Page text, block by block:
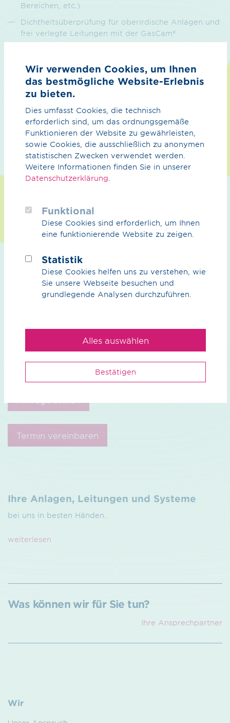
Bereichen, etc.)
Dichtheitsüberprüfung für oberirdische Anlagen und
frei verlegte Leitungen mit der GasCam®
Umweltengineering
Individuelle Anfragen
Unser Ziel ist es, Ihnen eine qualitativ hochwertige
Dienstleistung anzubieten, die auf Ihre individuellen
Anforderungen zugeschnitten ist. Wir arbeiten eng mit
unseren Kunden und Lieferanten zusammen, um
sicherzustellen, dass wir für Sie die bestmögliche
Lösung finden. Unser erfahrenes Team steht Ihnen bei
der Umsetzung Ihrer Gasinfrastrukturprojekte zur Seite
Wenn Sie Fragen zu unseren Dienstleistungen haben
oder weitere Informationen benötigen, zögern Sie bitte
nicht, uns zu kontaktieren. Wir freuen uns darauf, Ihnen
Sie haben Interesse an unseren
vereinbaren Sie doch gleich einen persönlichen Termin.
Termin vereinbaren
Ihre Anlagen, Leitungen und Systeme
bei uns in besten Händen.
weiterlesen
Was können wir für Sie tun?
Ihre Ansprech­partner
Wir
Wir verwenden Cookies, um Ihnen
das bestmögliche Website-Erlebnis
zu bieten.
Dies umfasst Cookies, die technisch
erforderlich sind, um das ordnungsgemäße
Funktionieren der Website zu gewährleisten,
sowie Cookies, die ausschließlich zu anonymen
statistischen Zwecken verwendet werden.
Weitere Informationen finden Sie in unserer
Datenschutzerklärung
Funktional
Diese Cookies sind erforderlich, um Ihnen
eine funktionierende Website zu zeigen.
Statistik
Diese Cookies helfen uns zu verstehen, wie
Sie unsere Webseite besuchen und
grundlegende Analysen durchzuführen.
Bestätigen
Alles auswählen